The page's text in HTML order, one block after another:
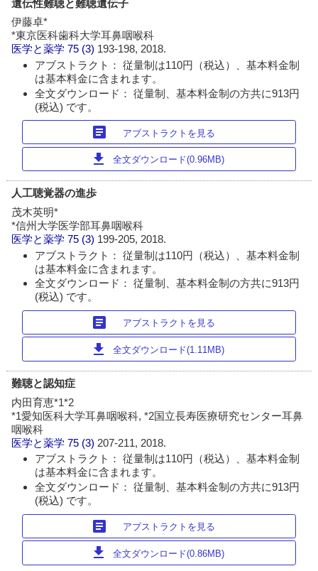
遺伝性難聴と難聴遺伝子
伊藤卓*
*東京医科歯科大学耳鼻咽喉科
医学と薬学 75 (3) 193-198, 2018.
アブストラクト： 従量制は110円（税込）、基本料金制
は基本料金に含まれます。
全文ダウンロード： 従量制、基本料金制の方共に913円
(税込) です。
article アブストラクトを見る
download 全文ダウンロード(0.96MB)
人工聴覚器の進歩
茂木英明*
*信州大学医学部耳鼻咽喉科
医学と薬学 75 (3) 199-205, 2018.
アブストラクト： 従量制は110円（税込）、基本料金制
は基本料金に含まれます。
全文ダウンロード： 従量制、基本料金制の方共に913円
(税込) です。
article アブストラクトを見る
download 全文ダウンロード(1.11MB)
難聴と認知症
内田育恵*1*2
*1愛知医科大学耳鼻咽喉科, *2国立長寿医療研究センター耳鼻
咽喉科
医学と薬学 75 (3) 207-211, 2018.
アブストラクト： 従量制は110円（税込）、基本料金制
は基本料金に含まれます。
全文ダウンロード： 従量制、基本料金制の方共に913円
(税込) です。
article アブストラクトを見る
download 全文ダウンロード(0.86MB)